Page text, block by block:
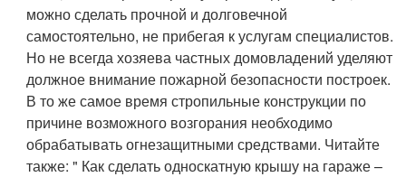
можно сделать прочной и долговечной
самостоятельно, не прибегая к услугам специалистов.
Но не всегда хозяева частных домовладений уделяют
должное внимание пожарной безопасности построек.
В то же самое время стропильные конструкции по
причине возможного возгорания необходимо
обрабатывать огнезащитными средствами. Читайте
также: " Как сделать односкатную крышу на гараже –